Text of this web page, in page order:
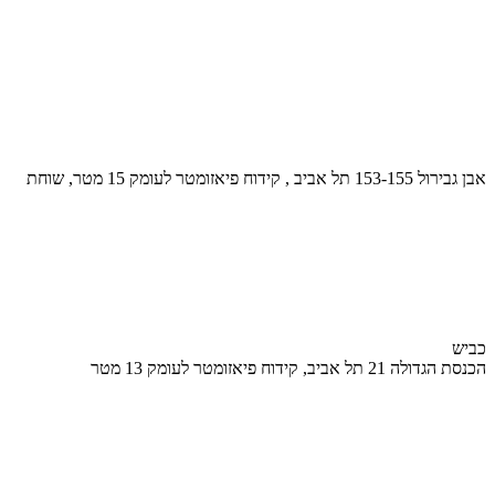
אבן גבירול 153-155 תל אביב , קידוח פיאזומטר לעומק 15 מטר, שוחת
כביש
הכנסת הגדולה 21 תל אביב, קידוח פיאזומטר לעומק 13 מטר